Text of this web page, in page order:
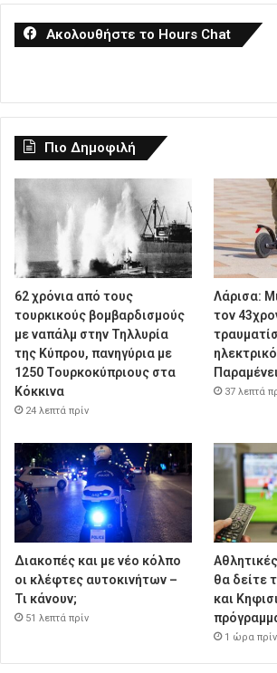
Ακολουθήστε το Hours Chat
Πιο Δημοφιλή
62 χρόνια από τους
τουρκικούς βομβαρδισμούς
με ναπάλμ στην Τηλλυρία
της Κύπρου, πανηγύρια με
1250 Τουρκοκύπριους στα
Κόκκινα
24 λεπτά πρίν
Λάρισα:
τον
37 λεπτά
Διακοπές και με νέο κόλπο
οι κλέφτες αυτοκινήτων –
Τι κάνουν;
51 λεπτά πρίν
θα δείτε
και
1 ώρα πρίν